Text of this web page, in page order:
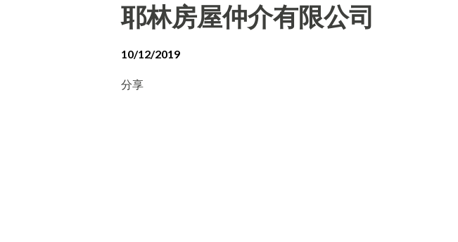
耶林房屋仲介有限公司
10/12/2019
分享